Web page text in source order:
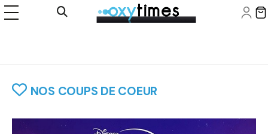
Ouvrir la recherche
 NOS COUPS DE COEUR
Panneau de gestion des cookies